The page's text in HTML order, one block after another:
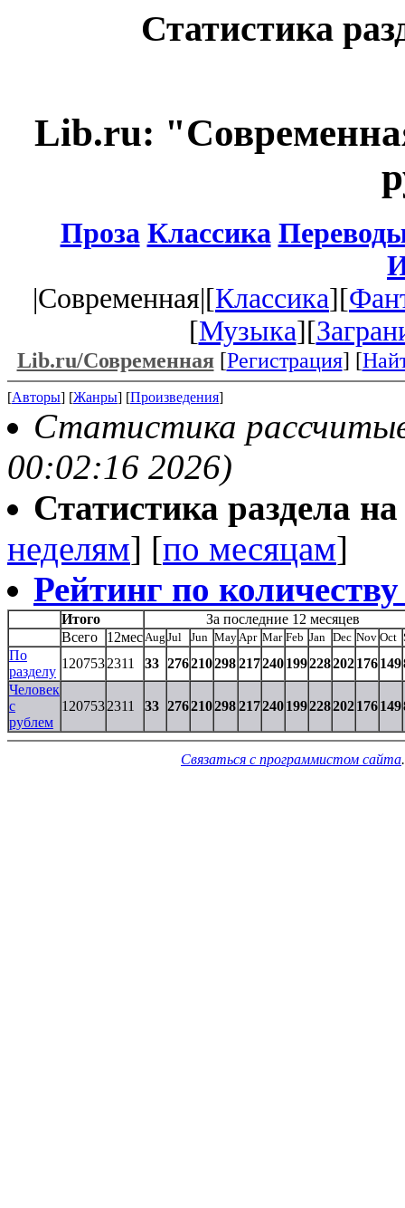
Статистика
Lib.ru:
Проза Классика
|Современная|[Классика][
[Музыка][
Lib.ru/Современная[Регистрация] [
[Авторы] [Жанры] [Произведения]
Статистика
00:02:16 2026)
Статистика раздела
неделям] [по месяцам]
Рейтинг по
Итого
За последние 12 месяцев
Всего
12мес Aug Jul Jun May Apr Mar Feb Jan Dec Nov Oct
По
разделу
1207532311 33 276210298217240199228202176149
Человек
с
рублем
1207532311 33 276210298217240199228202176149
Связаться с программистом сайта.